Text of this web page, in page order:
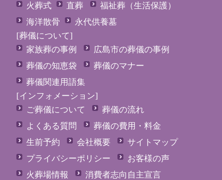
火葬式
直葬
福祉葬（生活保護）
海洋散骨
永代供養墓
[葬儀について]
家族葬の事例
広島市の葬儀の事例
葬儀の知恵袋
葬儀のマナー
葬儀関連用語集
[インフォメーション]
ご葬儀について
葬儀の流れ
よくある質問
葬儀の費用・料金
生前予約
会社概要
サイトマップ
プライバシーポリシー
お客様の声
火葬場情報
消費者志向自主宣言